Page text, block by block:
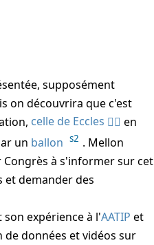
supposément
on découvrira que c'est
celle de Eccles
en
un ballon s2 . Mellon
à s'informer sur cet
et demander des
expérience à l'AATIP et
données et vidéos sur